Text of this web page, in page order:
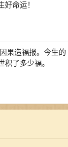
好命运！
果造福报。今生的
积了多少福。